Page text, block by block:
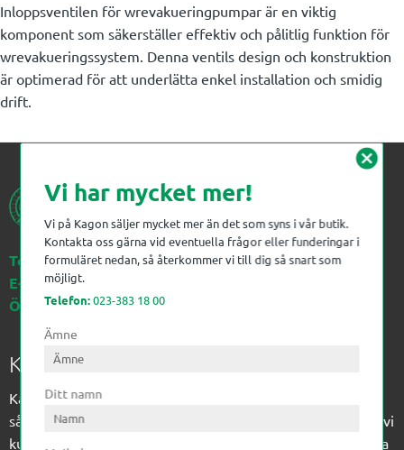
Inloppsventilen för wrevakueringpumpar är en viktig
komponent som säkerställer effektiv och pålitlig funktion för
wrevakueringssystem. Denna ventils design och konstruktion
är optimerad för att underlätta enkel installation och smidig
drift.
Telefon:023-383 18 00
E-post:kagon@kagon.se
Öppettider:Måndag-Fredag, 07-16
Kagon AB
Kagon har sedan 1972 levererat kompetens till
sågverksindustrin och övrig industri. Till träindustrin tillför vi
kunskap med optimeringslösningar från timmerplanen hela
cancel
Vi har mycket mer!
Vi på Kagon säljer mycket mer än det som syns i vår butik.
Kontakta oss gärna vid eventuella frågor eller funderingar i
formuläret nedan, så återkommer vi till dig så snart som
möjligt.
Telefon:023-383 18 00
Ämne
Ditt namn